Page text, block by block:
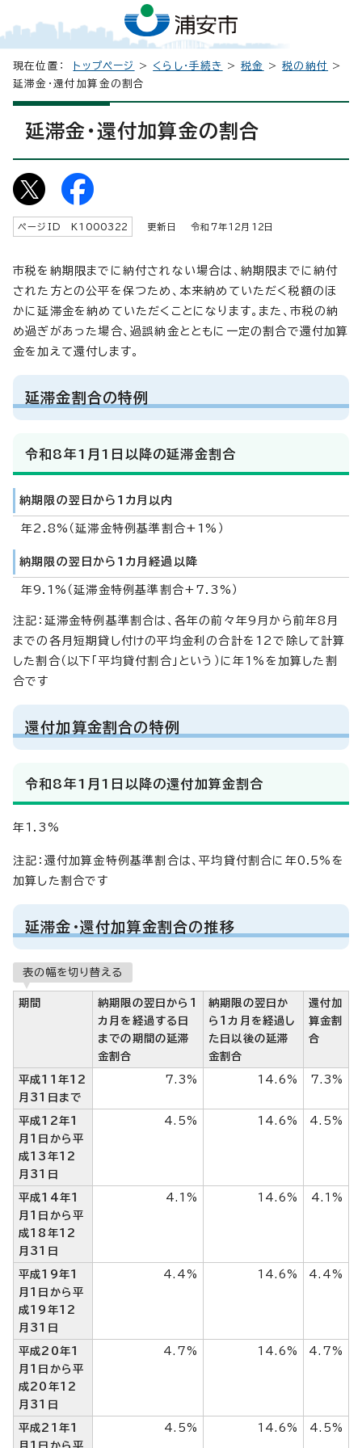
現在位置： トップページ > くらし・手続き >税金 >税の納付
>
延滞金・還付加算金の割合
延滞金・還付加算金の割合
ページID K 1000322 更新日 令和7年12 月 12 日
市税を納期限までに納付されない場合は、納期限までに納付
された方との公平を保つため、本来納めていただく税額のほ
かに延滞金を納めていただくことになります。また、市税の納
め過ぎがあった場合、過誤納金とともに一定の割合で還付加算
金を加えて還付します。
延滞金割合の特例
令和8年1月1日以降の延滞金割合
納期限の翌日から1カ月以内
年2.8%（延滞金特例基準割合+1%）
納期限の翌日から1カ月経過以降
年9.1%（延滞金特例基準割合+7.3%）
注記：延滞金特例基準割合は、各年の前々年9月から前年8月
までの各月短期貸し付けの平均金利の合計を12で除して計算
した割合（以下「平均貸付割合」という）に年1%を加算した割
合です
還付加算金割合の特例
令和8年1月1日以降の還付加算金割合
年1.3%
注記：還付加算金特例基準割合は、平均貸付割合に年0.5%を
加算した割合です
延滞金・還付加算金割合の推移
表の幅を切り替える
期間
納期限の翌日から1
カ月を経過する日
までの期間の延滞
金割合
納期限の翌日か
ら1カ月を経過し
た日以後の延滞
金割合
還付加
算金割
合
平成11年12
月31日まで
7.3% 14.6% 7.3%
平成12年1
月1日から平
成13年12
月31日
4.5% 14.6% 4.5%
平成14年1
月1日から平
成18年12
月31日
4.1% 14.6% 4.1%
平成19年1
月1日から平
成19年12
月31日
4.4% 14.6% 4.4%
平成20年1
月1日から平
成20年12
月31日
4.7% 14.6% 4.7%
平成21年1
月1日から平
4.5% 14.6% 4.5%